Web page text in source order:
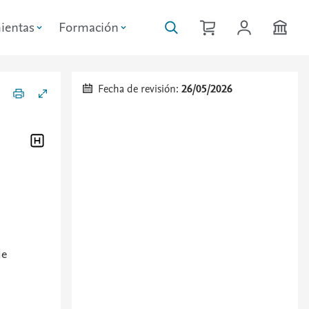
Formación
Fecha de revisión:26/05/2026